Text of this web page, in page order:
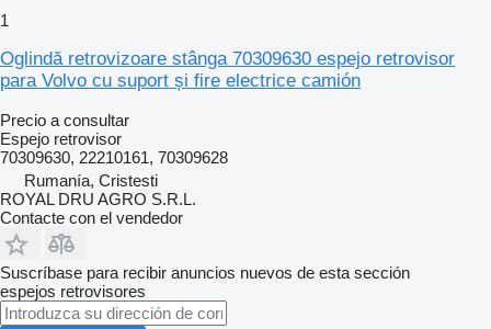
1
Oglindă retrovizoare stânga 70309630 espejo retrovisor
para Volvo cu suport și fire electrice camión
Precio a consultar
Espejo retrovisor
70309630, 22210161, 70309628
Rumanía, Cristesti
ROYAL DRU AGRO S.R.L.
Contacte con el vendedor
Suscríbase para recibir anuncios nuevos de esta sección
espejos retrovisores